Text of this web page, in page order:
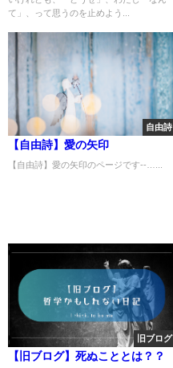
て」、って思うのを止めよう...
自由詩
【自由詩】愛の矢印
【自由詩】愛の矢印のページです--…...
旧ブログ
【旧ブログ】死ぬこととは？？